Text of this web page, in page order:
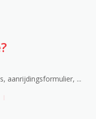
aanrijdingsformulier, ...